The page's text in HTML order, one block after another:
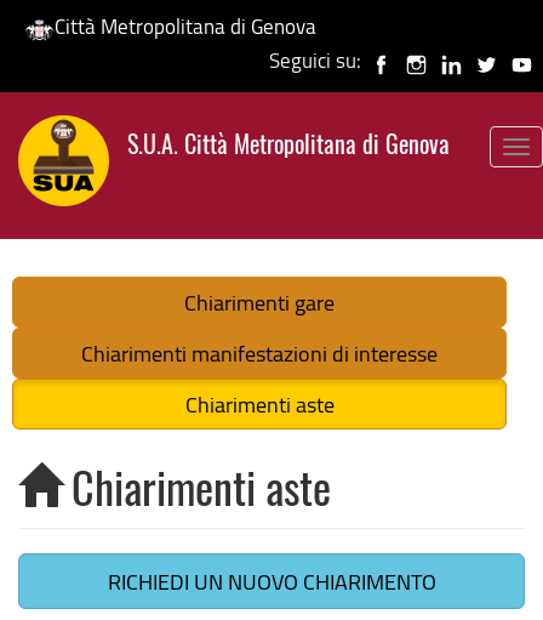
Salta
contenuto
principale
Città Metropolitana di Genova
Seguici su:
S.U.A. Città Metropolitana di Genova
Chiarimenti gare
Chiarimenti manifestazioni di interesse
Chiarimenti aste
Chiarimenti aste
RICHIEDI UN NUOVO CHIARIMENTO